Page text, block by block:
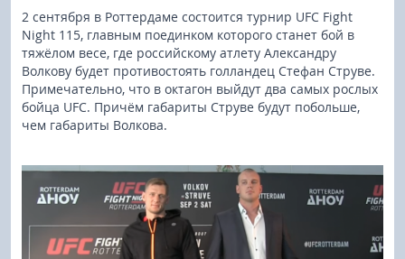
2 сентября в Роттердаме состоится турнир UFC Fight
Night 115, главным поединком которого станет бой в
тяжёлом весе, где российскому атлету Александру
Волкову будет противостоять голландец Стефан Струве.
Примечательно, что в октагон выйдут два самых рослых
бойца UFC. Причём габариты Струве будут побольше,
чем габариты Волкова.
Бокс
UFC и MMA
Муай тай